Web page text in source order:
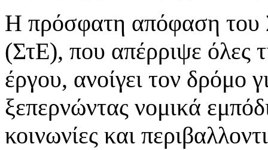
Η πρόσφατη απόφαση του
(ΣτΕ), που απέρριψε όλες
έργου, ανοίγει τον δρόμο
ξεπερνώντας νομικά
κοινωνίες και